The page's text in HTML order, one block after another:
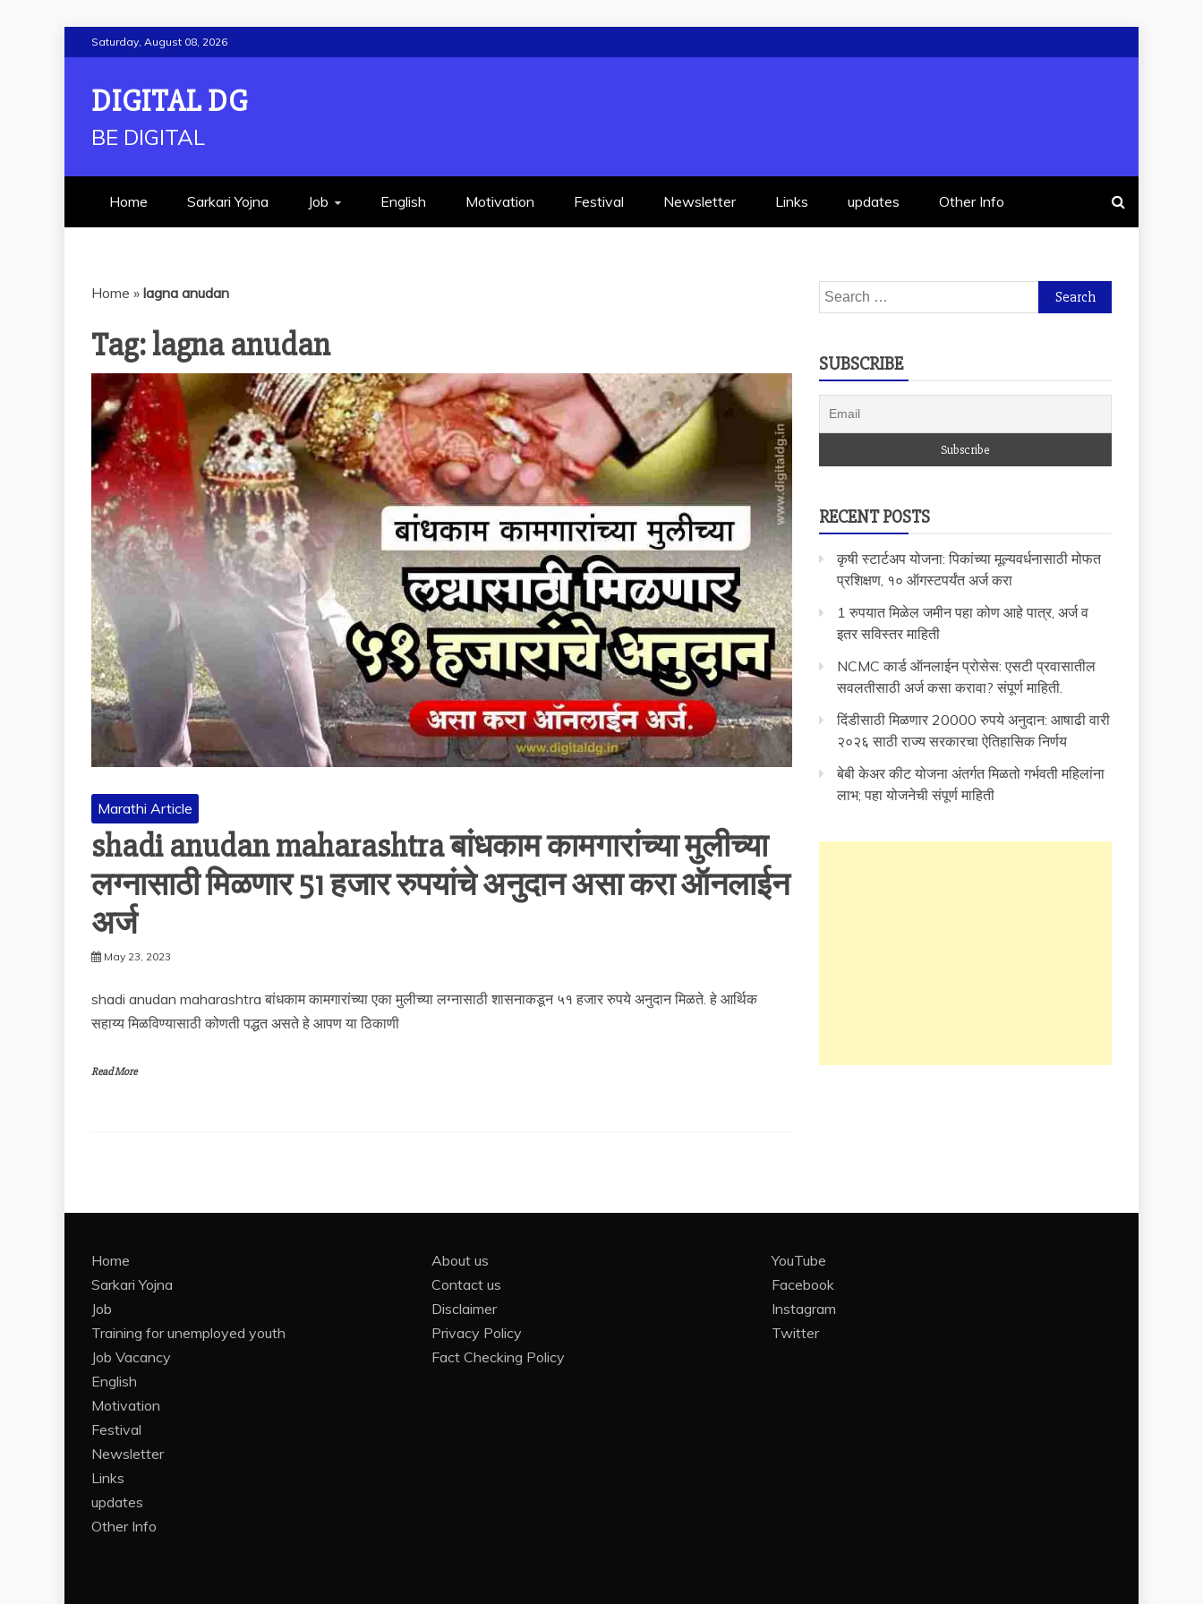
to
content
Saturday, August 08, 2026
DIGITAL DG
BE DIGITAL
Home Sarkari Yojna Job English Motivation Festival Newsletter Links updates Other Info
Home » lagna anudan
Tag:lagna anudan
Marathi Article
shadi anudan maharashtra बांधकाम कामगारांच्या मुलीच्या
लग्नासाठी मिळणार 51 हजार रुपयांचे अनुदान असा करा ऑनलाईन
अर्ज
May 23, 2023
shadi anudan maharashtra बांधकाम कामगारांच्या एका मुलीच्या लग्नासाठी शासनाकडून ५१ हजार रुपये अनुदान मिळते. हे आर्थिक
सहाय्य मिळविण्यासाठी कोणती पद्धत असते हे आपण या ठिकाणी
Read More
Search
for:
SUBSCRIBE
RECENT POSTS
कृषी स्टार्टअप योजना: पिकांच्या मूल्यवर्धनासाठी मोफत
प्रशिक्षण, १० ऑगस्टपर्यंत अर्ज करा
1 रुपयात मिळेल जमीन पहा कोण आहे पात्र, अर्ज व
इतर सविस्तर माहिती
NCMC कार्ड ऑनलाईन प्रोसेस: एसटी प्रवासातील
सवलतीसाठी अर्ज कसा करावा? संपूर्ण माहिती.
दिंडीसाठी मिळणार 20000 रुपये अनुदान: आषाढी वारी
२०२६ साठी राज्य सरकारचा ऐतिहासिक निर्णय
बेबी केअर कीट योजना अंतर्गत मिळतो गर्भवती महिलांना
लाभ; पहा योजनेची संपूर्ण माहिती
Home
Sarkari Yojna
Job
Training for unemployed youth
Job Vacancy
English
Motivation
Festival
Newsletter
Links
updates
Other Info
About us
Contact us
Disclaimer
Privacy Policy
Fact Checking Policy
YouTube
Facebook
Instagram
Twitter